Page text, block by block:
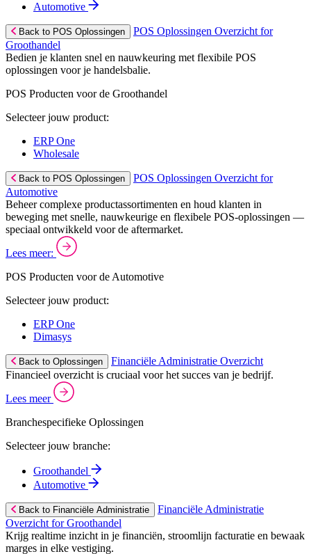
Automotive
Back to POS Oplossingen
POS Oplossingen Overzicht for
Groothandel
Bedien je klanten snel en nauwkeuring met flexibile POS
oplossingen voor je handelsbalie.
POS Producten voor de Groothandel
Selecteer jouw product:
ERP One
Wholesale
Back to POS Oplossingen
POS Oplossingen Overzicht for
Automotive
Beheer complexe productassortimenten en houd klanten in
beweging met snelle, nauwkeurige en flexibele POS-oplossingen —
speciaal ontwikkeld voor de aftermarket.
Lees meer:
POS Producten voor de Automotive
Selecteer jouw product:
ERP One
Dimasys
Back to Oplossingen
Financiële Administratie Overzicht
Financieel overzicht is cruciaal voor het succes van je bedrijf.
Lees meer
Branchespecifieke Oplossingen
Selecteer jouw branche:
Groothandel
Automotive
Back to Financiële Administratie
Financiële Administratie
Overzicht for Groothandel
Krijg realtime inzicht in je financiën, stroomlijn facturatie en bewaak
marges in elke vestiging.